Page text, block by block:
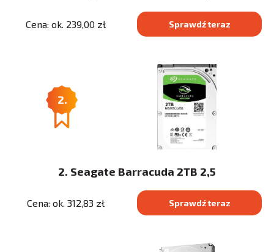
Cena: ok. 239,00 zł Sprawdź teraz
2.
2. Seagate Barracuda 2TB 2,5
Cena: ok. 312,83 zł Sprawdź teraz